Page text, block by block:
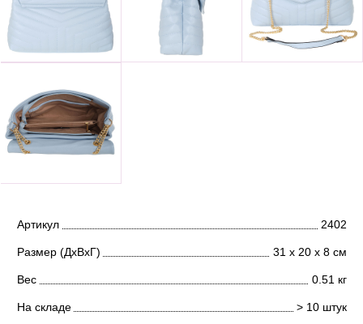
Артикул 2402
Размер (ДхВхГ) 31 х 20 х 8 см
Вес 0.51 кг
На складе > 10 штук